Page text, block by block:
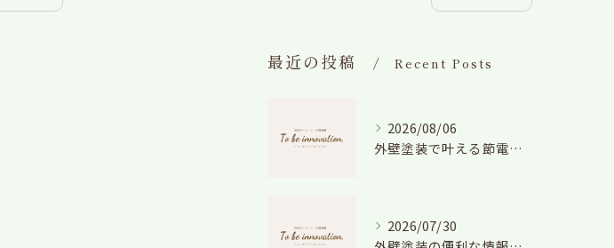
最近の投稿 Recent Posts
2026/08/06
外壁塗装で叶える節電効果と愛知県の相場や色選びのポイントを徹底解説
2026/07/30